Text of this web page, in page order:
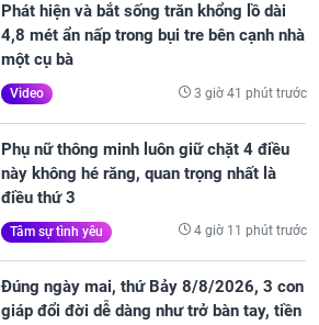
Phát hiện và bắt sống trăn khổng lồ dài
4,8 mét ẩn nấp trong bụi tre bên cạnh nhà
một cụ bà
Video 3 giờ 41 phút trước
Phụ nữ thông minh luôn giữ chặt 4 điều
này không hé răng, quan trọng nhất là
điều thứ 3
Tâm sự tình yêu 4 giờ 11 phút trước
Đúng ngày mai, thứ Bảy 8/8/2026, 3 con
giáp đổi đời dễ dàng như trở bàn tay, tiền